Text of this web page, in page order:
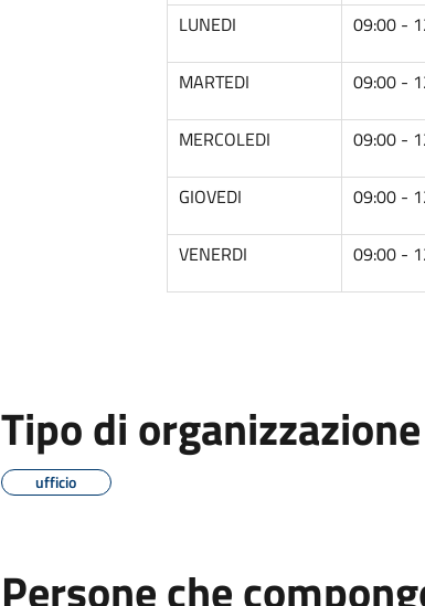
LUNEDI 09:00 -
MARTEDI 09:00 -
MERCOLEDI 09:00 -
GIOVEDI 09:00 -
VENERDI 09:00 -
Tipo di organizzazione
ufficio
Persone che